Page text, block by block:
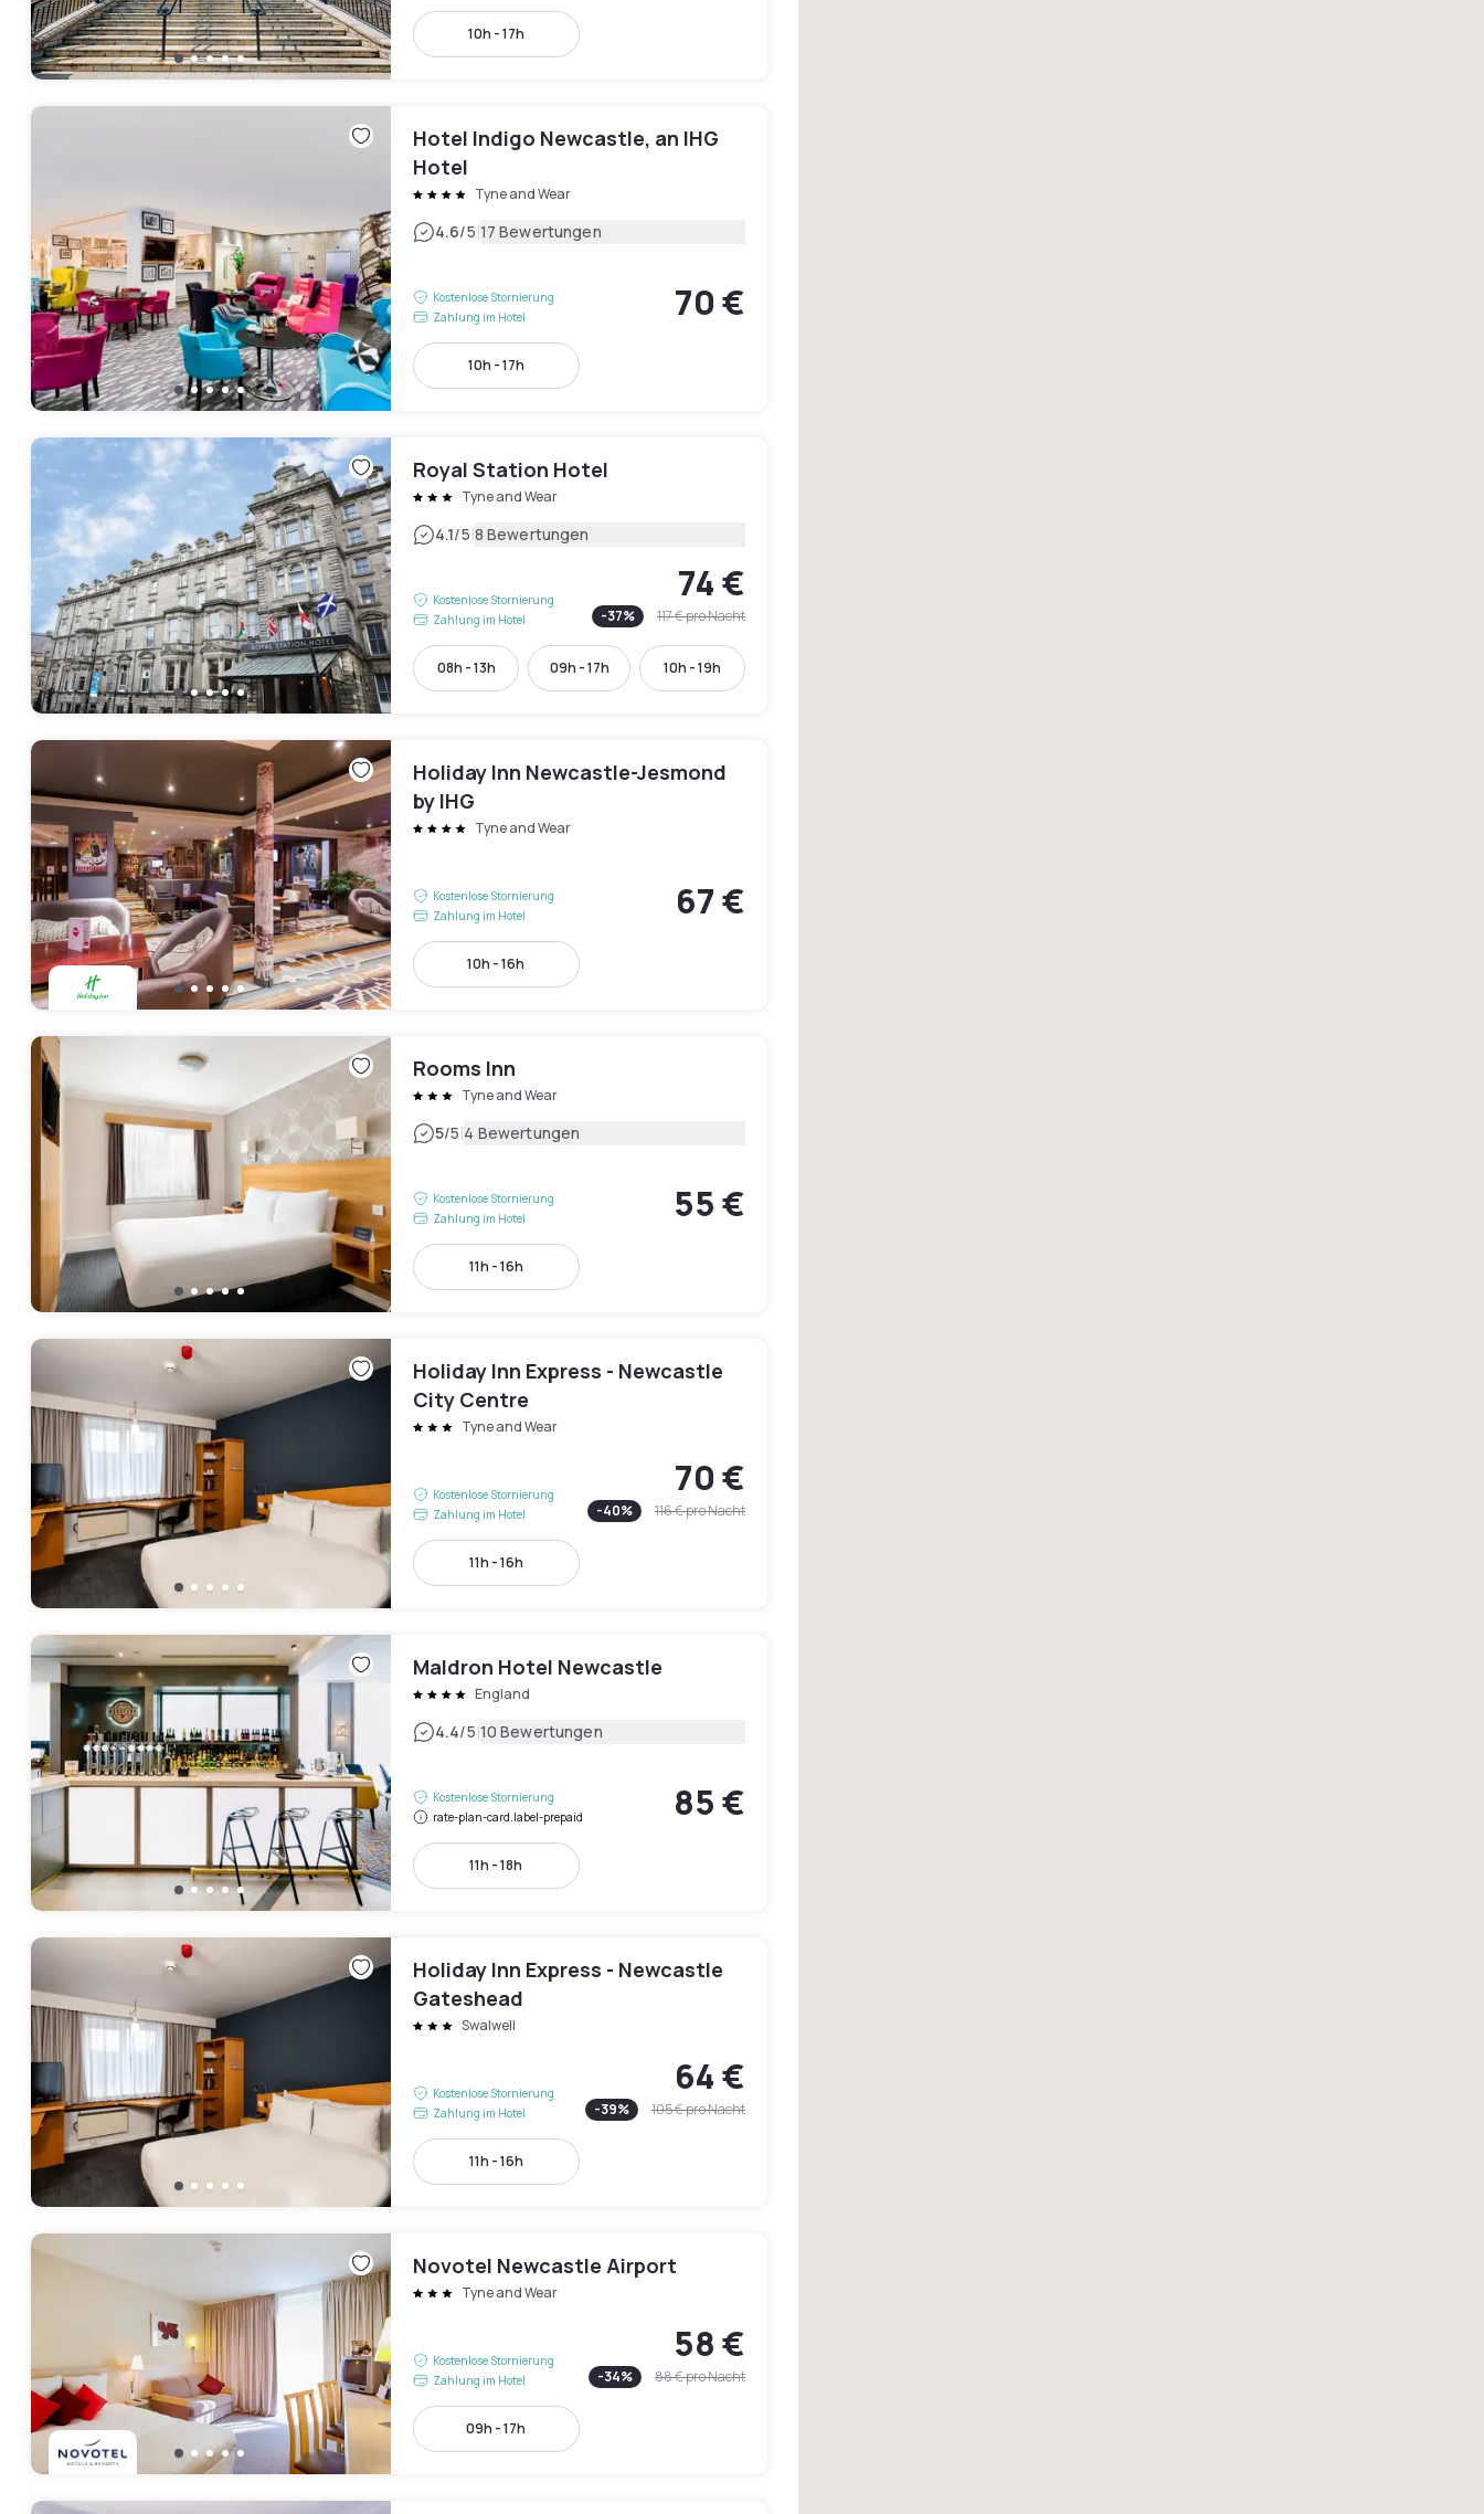
10h - 17h
Hotel Indigo Newcastle, an IHG
Hotel
Tyne and Wear
4.6/5|17 Bewertungen
Kostenlose Stornierung
Zahlung im Hotel
70 €
10h - 17h
Royal Station Hotel
Tyne and Wear
4.1/5|8 Bewertungen
Kostenlose Stornierung
Zahlung im Hotel
74 €
-37% 117 €pro Nacht
08h - 13h 09h - 17h 10h - 19h
Holiday Inn Newcastle-Jesmond
by IHG
Tyne and Wear
Kostenlose Stornierung
Zahlung im Hotel
67 €
10h - 16h
Rooms Inn
Tyne and Wear
5/5|4 Bewertungen
Kostenlose Stornierung
Zahlung im Hotel
55 €
11h - 16h
Holiday Inn Express - Newcastle
City Centre
Tyne and Wear
Kostenlose Stornierung
Zahlung im Hotel
70 €
-40% 116 €pro Nacht
11h - 16h
Maldron Hotel Newcastle
England
4.4/5|10 Bewertungen
Kostenlose Stornierung
rate-plan-card.label-prepaid
85 €
11h - 18h
Holiday Inn Express - Newcastle
Gateshead
Swalwell
Kostenlose Stornierung
Zahlung im Hotel
64 €
-39% 105 €pro Nacht
11h - 16h
Novotel Newcastle Airport
Tyne and Wear
Kostenlose Stornierung
Zahlung im Hotel
58 €
-34% 88 €pro Nacht
09h - 17h